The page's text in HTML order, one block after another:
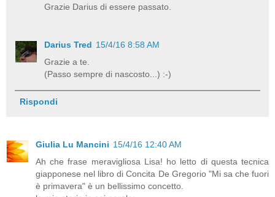
Grazie Darius di essere passato.
Darius Tred 15/4/16 8:58 AM
Grazie a te.
(Passo sempre di nascosto...) :-)
Rispondi
Giulia Lu Mancini 15/4/16 12:40 AM
Ah che frase meravigliosa Lisa! ho letto di questa tecnica
giapponese nel libro di Concita De Gregorio "Mi sa che fuori
è primavera" è un bellissimo concetto.